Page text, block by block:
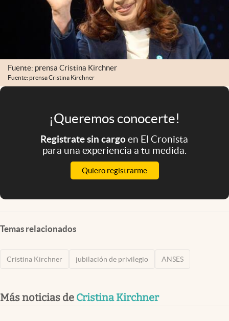
El Cronista Studio
abre en nueva pestaña
Argentina
Fuente: prensa Cristina Kirchner
Fuente: prensa Cristina Kirchner
¡Queremos conocerte!
Registrate sin cargoen El Cronista
para una experiencia a tu medida.
Quiero registrarme
Temas relacionados
Cristina Kirchner jubilación de privilegio ANSES
Más noticias de Cristina Kirchner